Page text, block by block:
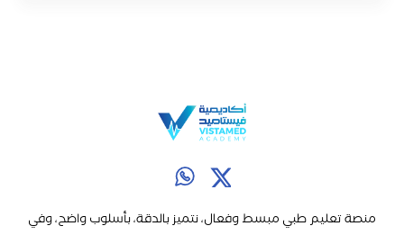
منصة تعليم طبي مبسط وفعال، نتميز بالدقة، بأسلوب واضح، وفي